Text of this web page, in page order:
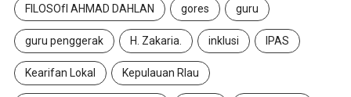
FILOSOfI AHMAD DAHLAN gores guru
guru penggerak H. Zakaria. inklusi IPAS
Kearifan Lokal Kepulauan RIau